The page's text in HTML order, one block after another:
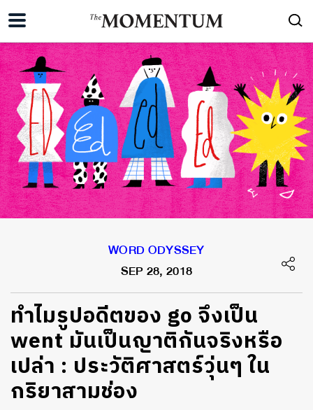
WORD ODYSSEY
SEP 28, 2018
ทำไมรูปอดีตของ go จึงเป็น
went มันเป็นญาติกันจริงหรือ
เปล่า : ประวัติศาสตร์วุ่นๆ ใน
กริยาสามช่อง